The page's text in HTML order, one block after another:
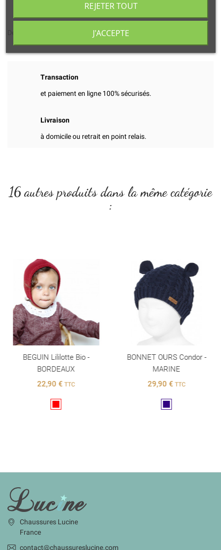
Marque: Lililotte
Design français, fabriqué en Inde
Transaction
et paiement en ligne 100% sécurisés.
Livraison
à domicile ou retrait en point relais.
16 autres produits dans la même catégorie
:
BEGUIN Lililotte Bio -
BORDEAUX
22,90 €TTC
BONNET OURS Condor -
MARINE
29,90 €TTC
INFORMATIONS
Chaussures Lucine
France
contact@chaussureslucine.com
REJETER TOUT
J'ACCEPTE